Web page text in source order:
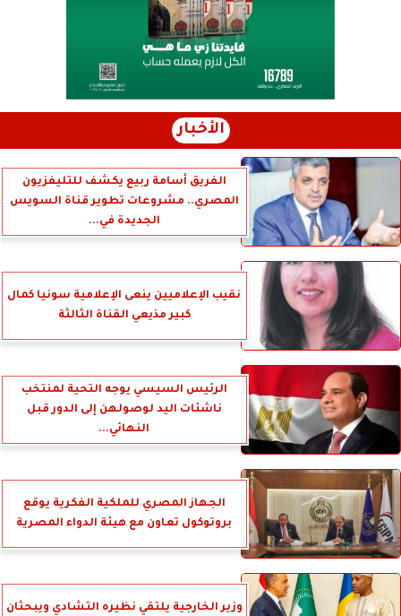
الأخبار
الفريق أسامة ربيع يكشف للتليفزيون
المصري.. مشروعات تطوير قناة السويس
الجديدة في...
نقيب الإعلاميين ينعى الإعلامية سونيا كمال
كبير مذيعي القناة الثالثة
الرئيس السيسي يوجه التحية لمنتخب
ناشئات اليد لوصولهن إلى الدور قبل
النهائي...
الجهاز المصري للملكية الفكرية يوقع
بروتوكول تعاون مع هيئة الدواء المصرية
وزير الخارجية يلتقي نظيره التشادي ويبحثان